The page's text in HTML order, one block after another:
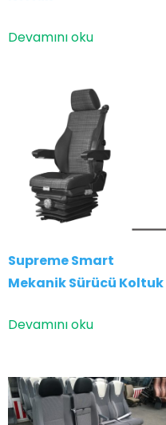
Devamını oku
Supreme Smart
Mekanik Sürücü Koltuk
Devamını oku